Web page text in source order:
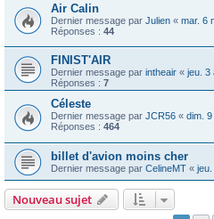
Air Calin
Dernier message par Julien « mar. 6
Réponses : 44
FINIST'AIR
Dernier message par intheair « jeu. 3
Réponses : 7
Céleste
Dernier message par JCR56 « dim. 9
Réponses : 464
billet d'avion moins cher
Dernier message par CelineMT «
Nouveau sujet